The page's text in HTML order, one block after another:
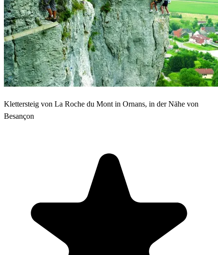
Klettersteig von La Roche du Mont in Ornans, in der Nähe von
Besançon